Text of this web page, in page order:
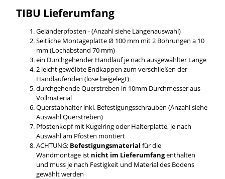
TIBU Lieferumfang
Geländerpfosten - (Anzahl siehe Längenauswahl)
Seitliche Montageplatte Ø 100 mm mit 2 Bohrungen a 10
mm (Lochabstand 70 mm)
ein Durchgehender Handlauf je nach ausgewählter Länge
2 leicht gewölbte Endkappen zum verschließen der
Handlaufenden (lose beigelegt)
durchgehende Querstreben in 10mm Durchmesser aus
Vollmaterial
Querstabhalter inkl. Befestigungsschrauben (Anzahl siehe
Auswahl Querstreben)
Pfostenkopf mit Kugelring oder Halterplatte, je nach
Auswahl am Pfosten montiert
ACHTUNG:Befestigungsmaterial für die
Wandmontage ist nicht im Lieferumfangenthalten
und muss je nach Festigkeit und Material des Bodens
gewählt werden